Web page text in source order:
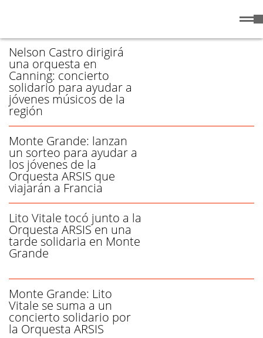
Nelson Castro dirigirá
una orquesta en
Canning: concierto
solidario para ayudar a
jóvenes músicos de la
región
Monte Grande: lanzan
un sorteo para ayudar a
los jóvenes de la
Orquesta ARSIS que
viajarán a Francia
Lito Vitale tocó junto a la
Orquesta ARSIS en una
tarde solidaria en Monte
Grande
Monte Grande: Lito
Vitale se suma a un
concierto solidario por
la Orquesta ARSIS